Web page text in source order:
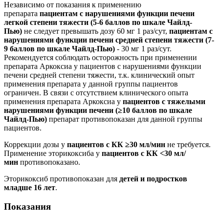
Независимо от показания к применению
препарата пациентам с нарушениями функции печени
легкой степени тяжести (5-6 баллов по шкале Чайлд-
Пью) не следует превышать дозу 60 мг 1 раз/сут, пациентам с
нарушениями функции печени средней степени тяжести (7-
9 баллов по шкале Чайлд-Пью) - 30 мг 1 раз/сут.
Рекомендуется соблюдать осторожность при применении
препарата Аркоксиа у пациентов с нарушениями функции
печени средней степени тяжести, т.к. клинический опыт
применения препарата у данной группы пациентов
ограничен. В связи с отсутствием клинического опыта
применения препарата Аркоксиа у пациентов с тяжелыми
нарушениями функции печени (≥10 баллов по шкале
Чайлд-Пью) препарат противопоказан для данной группы
пациентов.
Коррекции дозы у пациентов с КК ≥30 мл/мин не требуется.
Применение эторикоксиба у пациентов с КК <30 мл/
мин противопоказано.
Эторикоксиб противопоказан для детей и подростков
младше 16 лет.
Показания